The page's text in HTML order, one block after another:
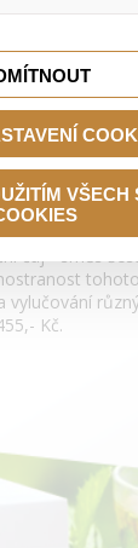
čaj - směs
Kč.
produktů či
VŠECH